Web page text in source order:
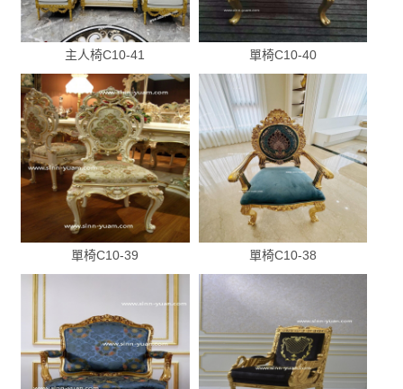
主人椅C10-41 單椅C10-40
單椅C10-39 單椅C10-38